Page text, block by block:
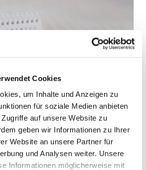
Cookies
um Inhalte und Anzeigen zu
für soziale Medien anbieten
auf unsere Website zu
geben wir Informationen zu Ihrer
Website an unsere Partner für
und Analysen weiter. Unsere
Informationen möglicherweise mit
18. November 2026,